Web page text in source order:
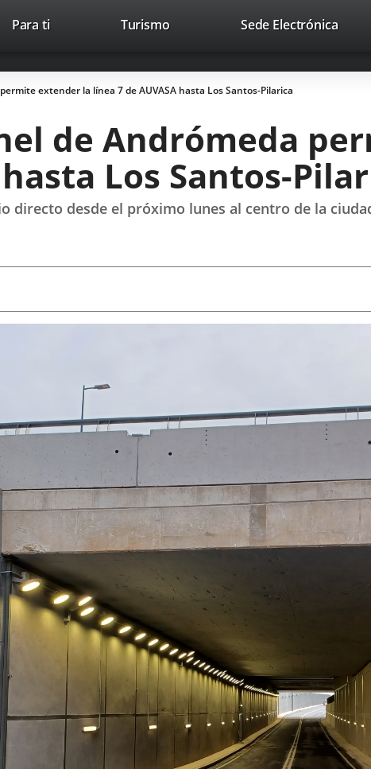
Trabaja con nosotros Contacto
Para ti TurismoEste
abrirá
en
ventana
nueva.
Sede ElectrónicaEnlace
extender la línea 7 de AUVASA hasta Los Santos-Pilarica
de Andrómeda
Los Santos-
directo desde el próximo lunes al centro de la